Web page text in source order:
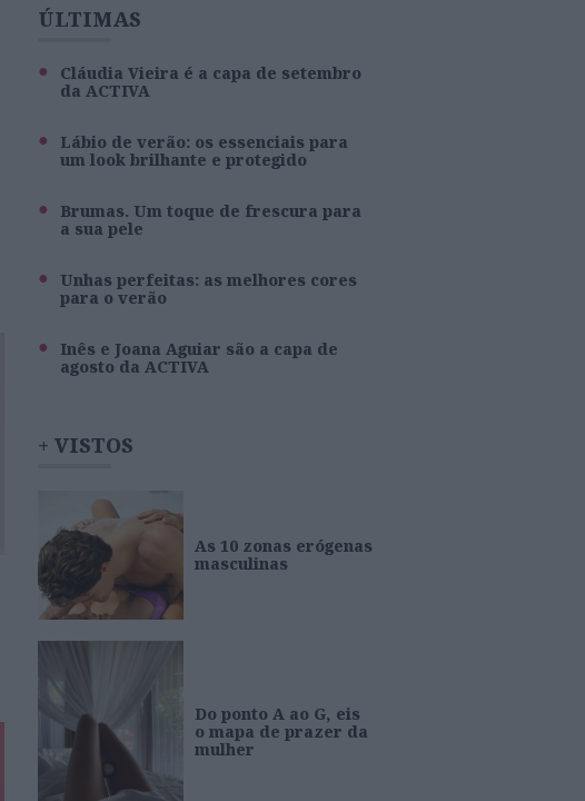
ÚLTIMAS
Cláudia Vieira é a capa de setembro
da ACTIVA
Lábio de verão: os essenciais para
um look brilhante e protegido
Brumas. Um toque de frescura para
a sua pele
Unhas perfeitas: as melhores cores
para o verão
Inês e Joana Aguiar são a capa de
agosto da ACTIVA
+ VISTOS
As 10 zonas erógenas
masculinas
Do ponto A ao G, eis
o mapa de prazer da
mulher